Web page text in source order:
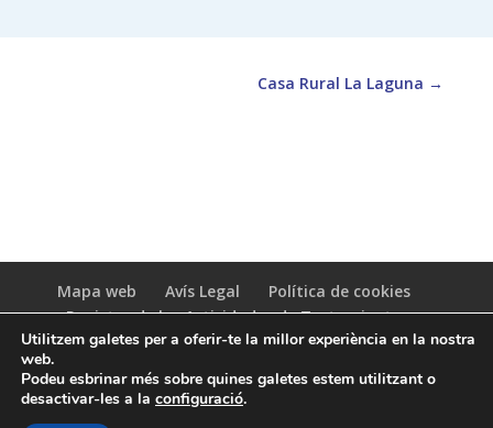
Casa Rural La Laguna →
Mapa web Avís Legal
Política de cookies
Registro de las Actividades de Tratamiento
(RAT)
Utilitzem galetes per a oferir-te la millor experiència en la nostra
web.
Podeu esbrinar més sobre quines galetes estem utilitzant o
desactivar-les a la configuració.